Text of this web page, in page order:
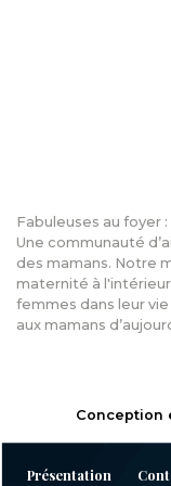
Fabuleuses au foyer
Une communauté
des mamans. Notre
maternité à
femmes dans leur
aux mamans
Conception
Présentation